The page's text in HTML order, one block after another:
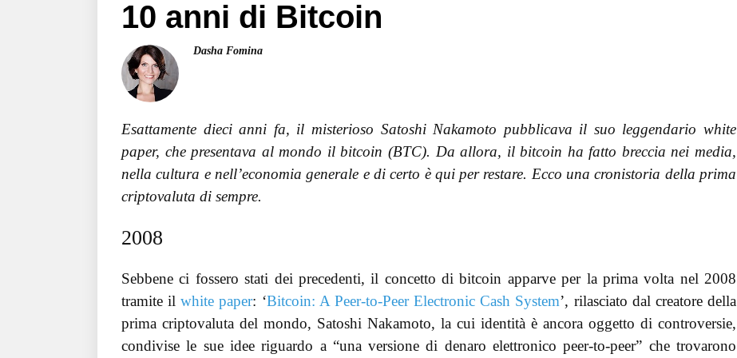
10 anni di Bitcoin
Dasha Fomina
Esattamente dieci anni fa, il misterioso Satoshi Nakamoto pubblicava il suo leggendario white
paper, che presentava al mondo il bitcoin (BTC). Da allora, il bitcoin ha fatto breccia nei media,
nella cultura e nell’economia generale e di certo è qui per restare. Ecco una cronistoria della prima
criptovaluta di sempre.
2008
Sebbene ci fossero stati dei precedenti, il concetto di bitcoin apparve per la prima volta nel 2008
tramite ilwhite paper: ‘Bitcoin: A Peer-to-Peer Electronic Cash System’, rilasciato dal creatore della
prima criptovaluta del mondo, Satoshi Nakamoto, la cui identità è ancora oggetto di controversie,
condivise le sue idee riguardo a “una versione di denaro elettronico peer-to-peer” che trovarono